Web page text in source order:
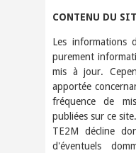
CONTENU DU
Les informations
purement
mis à jour.
apportée
fréquence de
publiées sur ce site.
TE2M décline
d'éventuels